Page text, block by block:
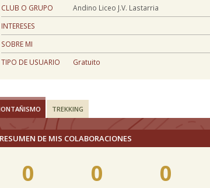
CLUB O GRUPO
Andino Liceo J.V. Lastarria
INTERESES
SOBRE MI
TIPO DE USUARIO
Gratuito
TREKKING
RESUMEN DE MIS COLABORACIONES
0 0 0